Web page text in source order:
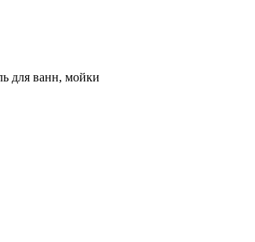
для ванн, мойки